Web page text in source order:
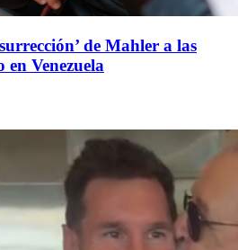
de Mahler a las
en Venezuela